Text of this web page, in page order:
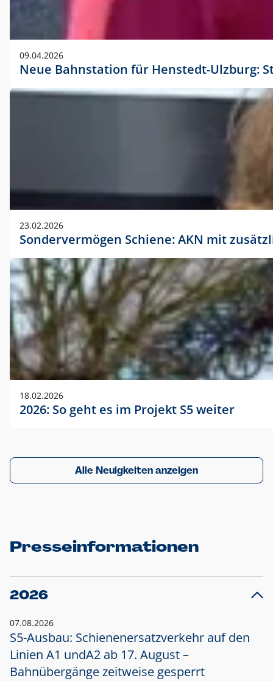
09.04.2026
Neue Bahnstation für Henstedt-Ulzburg:
23.02.2026
Sondervermögen Schiene: AKN mit
18.02.2026
2026: So geht es im Projekt S5 weiter
Alle Neuigkeiten anzeigen
Presseinformationen
2026
07.08.2026
S5-Ausbau: Schienenersatzverkehr auf den
Linien A1 undA2 ab 17. August –
Bahnübergänge zeitweise gesperrt